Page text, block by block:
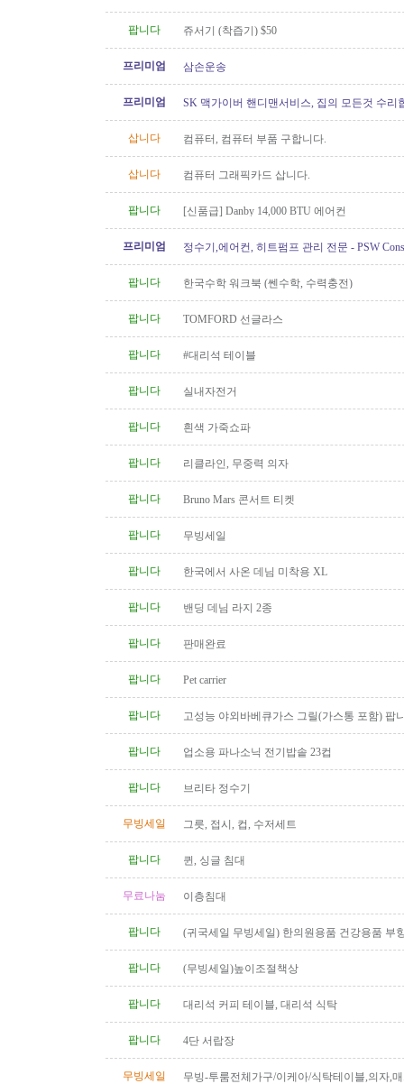
팝니다 쥬서기 (착즙기) $50
프리미엄 삼손운송
프리미엄 SK 맥가이버 핸디맨서비스, 집의 모든것 수리
삽니다 컴퓨터, 컴퓨터 부품 구합니다.
삽니다 컴퓨터 그래픽카드 삽니다.
팝니다 [신품급] Danby 14,000 BTU 에어컨
프리미엄 정수기,에어컨, 히트펌프 관리 전문 - PSW
팝니다 한국수학 워크북 (쎈수학, 수력충전)
팝니다 TOMFORD 선글라스
팝니다 #대리석 테이블
팝니다 실내자전거
팝니다 흰색 가죽쇼파
팝니다 리클라인, 무중력 의자
팝니다 Bruno Mars 콘서트 티켓
팝니다 무빙세일
팝니다 한국에서 사온 데님 미착용 XL
팝니다 밴딩 데님 라지 2종
팝니다 판매완료
팝니다 Pet carrier
팝니다 고성능 야외바베큐가스 그릴(가스통 포함) 팝
팝니다 업소용 파나소닉 전기밥솥 23컵
팝니다 브리타 정수기
무빙세일 그릇, 접시, 컵, 수저세트
팝니다 퀸, 싱글 침대
무료나눔 이층침대
팝니다
(귀국세일 무빙세일) 한의원용품 건강용품 부
팝니다
(무빙세일)높이조절책상
팝니다 대리석 커피 테이블, 대리석 식탁
팝니다 4단 서랍장
무빙세일
무빙-투룸전체가구/이케아/식탁테이블,의자,